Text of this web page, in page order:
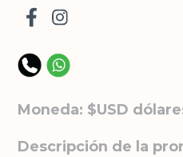
Moneda: $USD
Descripción de la